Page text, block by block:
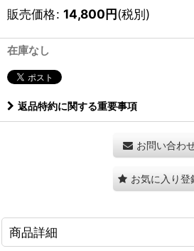
販売価格: 14,800円(税別)
在庫なし
返品特約に関する重要事項
お問い合わ
お気に入り登
商品詳細